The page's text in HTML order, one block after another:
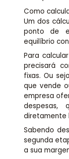
Como
Um dos
ponto de
equilíbrio
Para
precisará
fixas. Ou
que vende
empresa
diretamente
Sabendo
segunda
a sua